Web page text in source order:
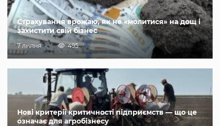
Страхування врожаю, як не «молитися» на дощ і
захистити свій бізнес
7 липня 495
Нові критерії критичності підприємств — що це
означає для агробізнесу